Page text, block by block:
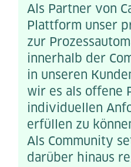
Als Partner von
Plattform unser
zur
innerhalb der
in unseren
wir es als offene
individuellen
erfüllen zu
Als Community
darüber hinaus